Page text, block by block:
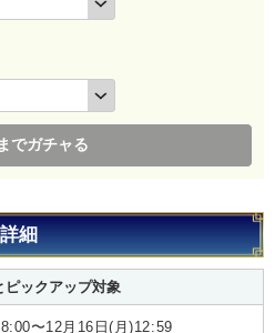
でガチャる
細
ピックアップ対象
〜12月16日(月)12:59